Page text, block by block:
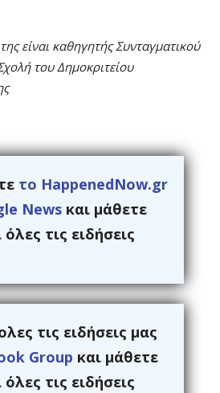
είναι καθηγητής Συνταγματικού
του Δημοκριτείου
το HappenedNow.gr
News και μάθετε
τις ειδήσεις
τις ειδήσεις μας
Group και μάθετε
τις ειδήσεις